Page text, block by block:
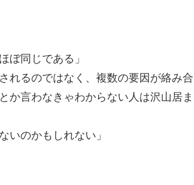
ぼ同じである」
れるのではなく、複数の要因が絡み合
か言わなきゃわからない人は沢山居ま
いのかもしれない」